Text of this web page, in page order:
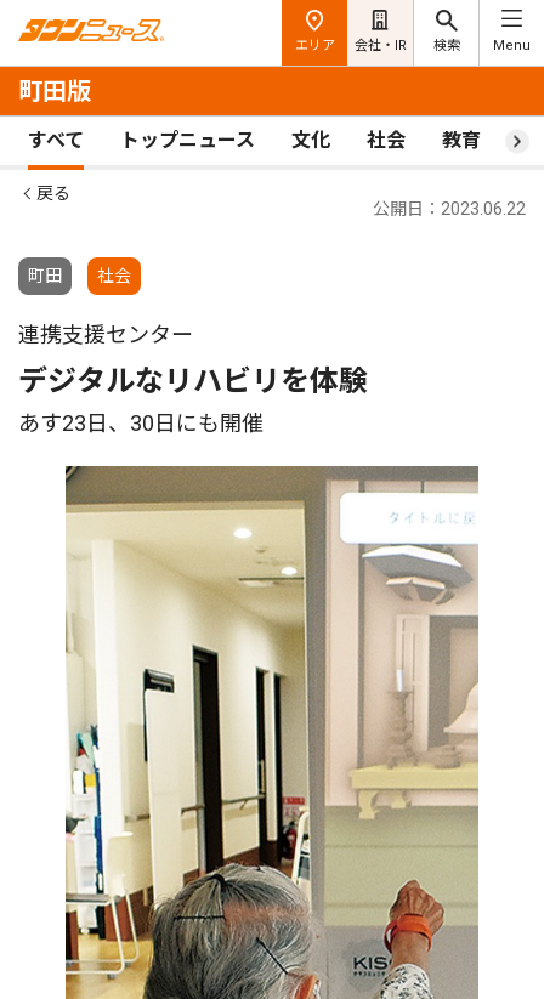
エリア 会社・IR 検索 Menu
町田版
すべて トップニュース 文化 社会 教育 ス
戻る
町田 社会
公開日：2023.06.22
連携支援センター
デジタルなリハビリを体験
あす23日、30日にも開催